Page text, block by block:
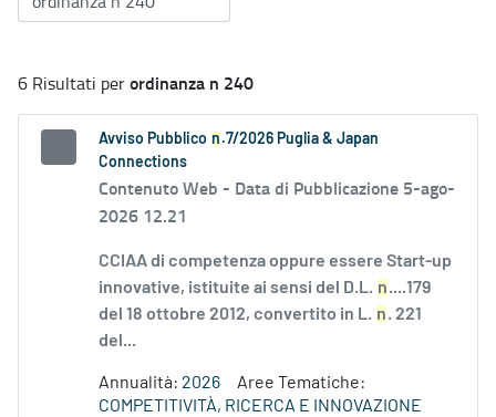
6 Risultati perordinanza n 240
Avviso Pubblico n .7/2026 Puglia & Japan
Connections
Contenuto Web - Data di Pubblicazione 5-ago-
2026 12.21
CCIAA di competenza oppure essere Start-up
innovative, istituite ai sensi del D.L. n....179
del 18 ottobre 2012, convertito in L. n. 221
del...
Annualità: 2026
Aree Tematiche:
COMPETITIVITÀ, RICERCA E INNOVAZIONE